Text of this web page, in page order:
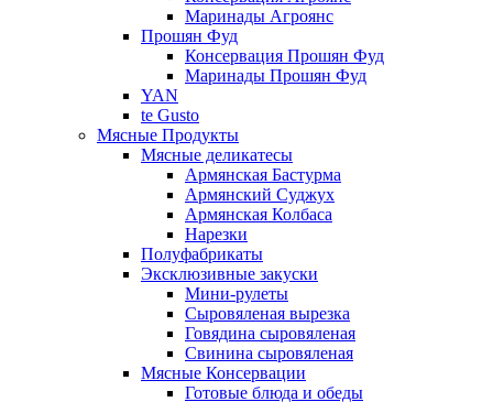
Маринады Агроянс
Прошян Фуд
Консервация Прошян Фуд
Маринады Прошян Фуд
YAN
te Gusto
Мясные Продукты
Мясные деликатесы
Армянская Бастурма
Армянский Суджух
Армянская Колбаса
Нарезки
Полуфабрикаты
Эксклюзивные закуски
Мини-рулеты
Сыровяленая вырезка
Говядина сыровяленая
Свинина сыровяленая
Мясные Консервации
Готовые блюда и обеды